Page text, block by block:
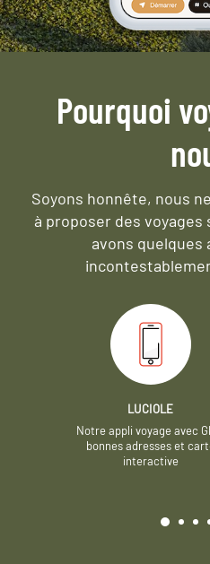
Pourquoi
Soyons honnête, nous
à proposer des voyages
avons
LUCIOLE
Notre appli voyage avec
bonnes adresses et
interactive